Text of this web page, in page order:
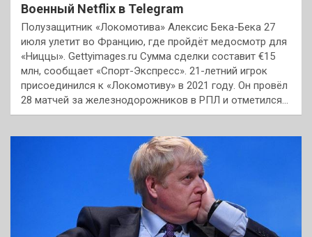
Военный Netflix в Telegram
Полузащитник «Локомотива» Алексис Бека-Бека 27
июля улетит во Францию, где пройдёт медосмотр для
«Ниццы». Gettyimages.ru Сумма сделки составит €15
млн, сообщает «Спорт-Экспресс». 21-летний игрок
присоединился к «Локомотиву» в 2021 году. Он провёл
28 матчей за железнодорожников в РПЛ и отметился…